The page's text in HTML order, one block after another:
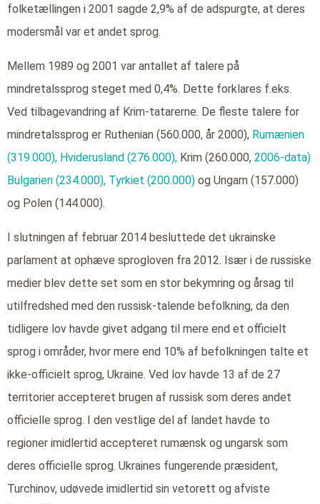
folketællingen i 2001 sagde 2,9% af de adspurgte, at deres
modersmål var et andet sprog.
Mellem 1989 og 2001 var antallet af talere på
mindretalssprog steget med 0,4%. Dette forklares f.eks.
Ved tilbagevandring af Krim-tatarerne. De fleste talere for
mindretalssprog er Ruthenian (560.000, år 2000), Rumænien
(319.000), Hviderusland (276.000), Krim (260.000, 2006-data)
Bulgarien (234.000), Tyrkiet (200.000) og Ungarn (157.000)
og Polen (144.000).
I slutningen af februar 2014 besluttede det ukrainske
parlament at ophæve sprogloven fra 2012. Især i de russiske
medier blev dette set som en stor bekymring og årsag til
utilfredshed med den russisk-talende befolkning, da den
tidligere lov havde givet adgang til mere end et officielt
sprog i områder, hvor mere end 10% af befolkningen talte et
ikke-officielt sprog, Ukraine. Ved lov havde 13 af de 27
territorier accepteret brugen af russisk som deres andet
officielle sprog. I den vestlige del af landet havde to
regioner imidlertid accepteret rumænsk og ungarsk som
deres officielle sprog. Ukraines fungerende præsident,
Turchinov, udøvede imidlertid sin vetorett og afviste